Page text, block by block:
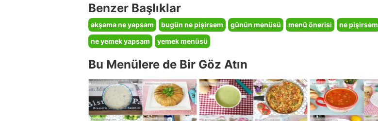
Benzer Başlıklar
akşama ne yapsam bugün ne pişirsem günün menüsü menü önerisi
ne pişirsem
ne yemek yapsam
yemek menüsü
Bu Menülere de Bir Göz Atın